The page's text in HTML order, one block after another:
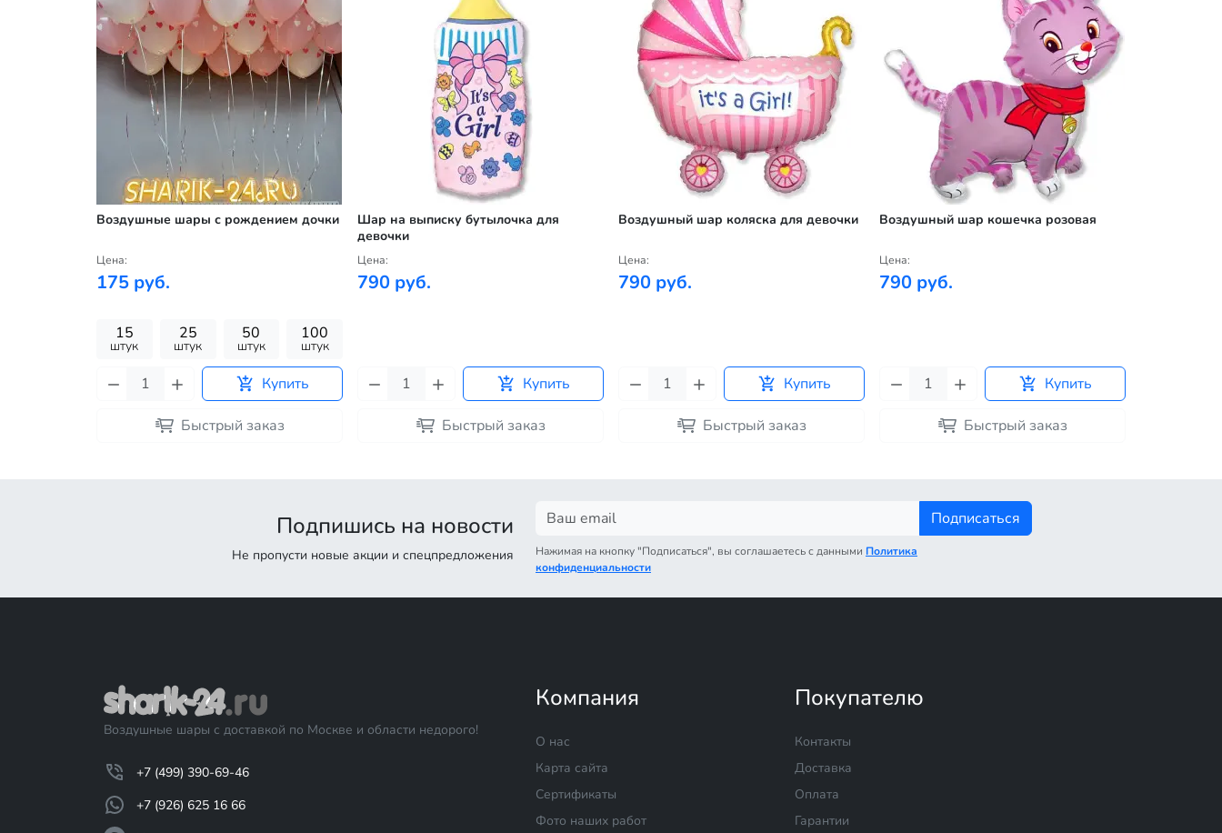
Воздушные шары с рождением дочки
Цена:
175 руб.
15
штук
25
штук
50
штук
100
штук
Купить
Быстрый заказ
Шар на выписку бутылочка для
девочки
Цена:
790 руб.
Купить
Быстрый заказ
Воздушный шар коляска для девочки
Цена:
790 руб.
Купить
Быстрый заказ
Воздушный шар кошечка розовая
Цена:
790 руб.
Купить
Быстрый заказ
Подпишись на новости
Не пропусти новые акции и спецпредложения
Подписаться
Нажимая на кнопку "Подписаться", вы соглашаетесь с данными Политика
конфиденциальности
Воздушные шары с доставкой по Москве и области недорого!
+7 (499) 390-69-46
+7 (926) 625 16 66
Компания
О нас
Карта сайта
Сертификаты
Фото наших работ
Покупателю
Контакты
Доставка
Оплата
Гарантии